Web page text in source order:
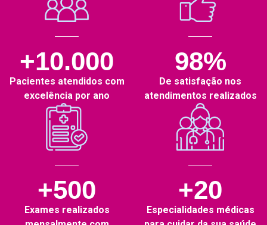
+10.000
Pacientes atendidos com
excelência por ano
98%
De satisfação nos
atendimentos realizados
+500
Exames realizados
+20
Especialidades médicas